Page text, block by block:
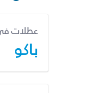
عطلات
باكو